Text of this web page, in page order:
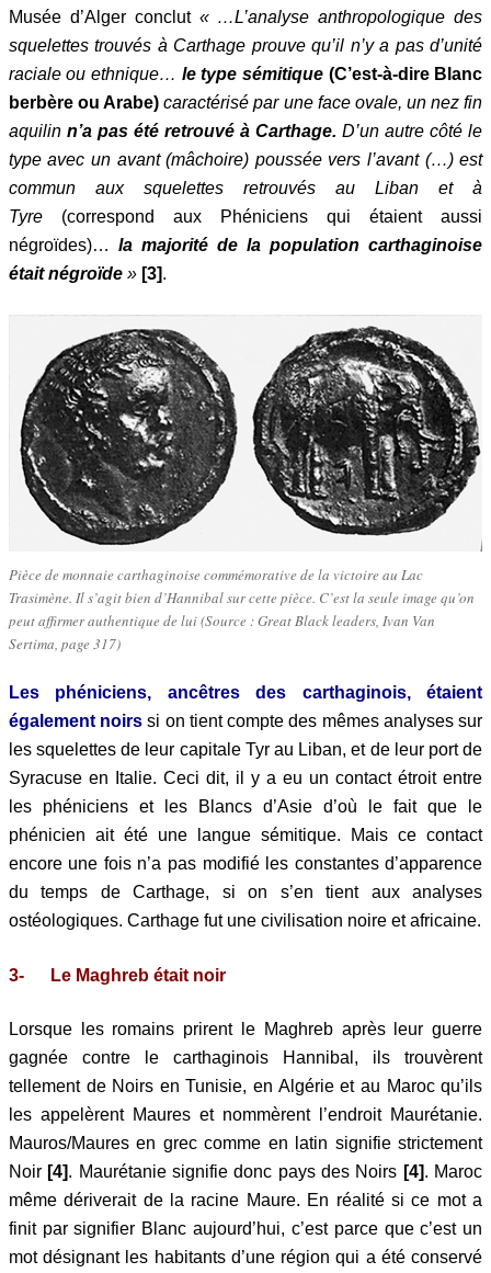
Musée d’Alger conclut « …L’analyse anthropologique des
squelettes trouvés à Carthage prouve qu’il n’y a pas d’unité
raciale ou ethnique… le type sémitique (C’est-à-dire Blanc
berbère ou Arabe) caractérisé par une face ovale, un nez fin
aquilin n’a pas été retrouvé à Carthage. D’un autre côté le
type avec un avant (mâchoire) poussée vers l’avant (…) est
commun aux squelettes retrouvés au Liban et à
Tyre (correspond aux Phéniciens qui étaient aussi
négroïdes)… la majorité de la population carthaginoise
était négroïde» [3].
Pièce de monnaie carthaginoise commémorative de la victoire au Lac
Trasimène. Il s’agit bien d’Hannibal sur cette pièce. C’est la seule image qu’on
peut affirmer authentique de lui (Source : Great Black leaders, Ivan Van
Sertima, page 317)
Les phéniciens, ancêtres des carthaginois, étaient
également noirs si on tient compte des mêmes analyses sur
les squelettes de leur capitale Tyr au Liban, et de leur port de
Syracuse en Italie. Ceci dit, il y a eu un contact étroit entre
les phéniciens et les Blancs d’Asie d’où le fait que le
phénicien ait été une langue sémitique. Mais ce contact
encore une fois n’a pas modifié les constantes d’apparence
du temps de Carthage, si on s’en tient aux analyses
ostéologiques. Carthage fut une civilisation noire et africaine.
3- Le Maghreb était noir
Lorsque les romains prirent le Maghreb après leur guerre
gagnée contre le carthaginois Hannibal, ils trouvèrent
tellement de Noirs en Tunisie, en Algérie et au Maroc qu’ils
les appelèrent Maures et nommèrent l’endroit Maurétanie.
Mauros/Maures en grec comme en latin signifie strictement
Noir [4]. Maurétanie signifie donc pays des Noirs [4]. Maroc
même dériverait de la racine Maure. En réalité si ce mot a
finit par signifier Blanc aujourd’hui, c’est parce que c’est un
mot désignant les habitants d’une région qui a été conservé